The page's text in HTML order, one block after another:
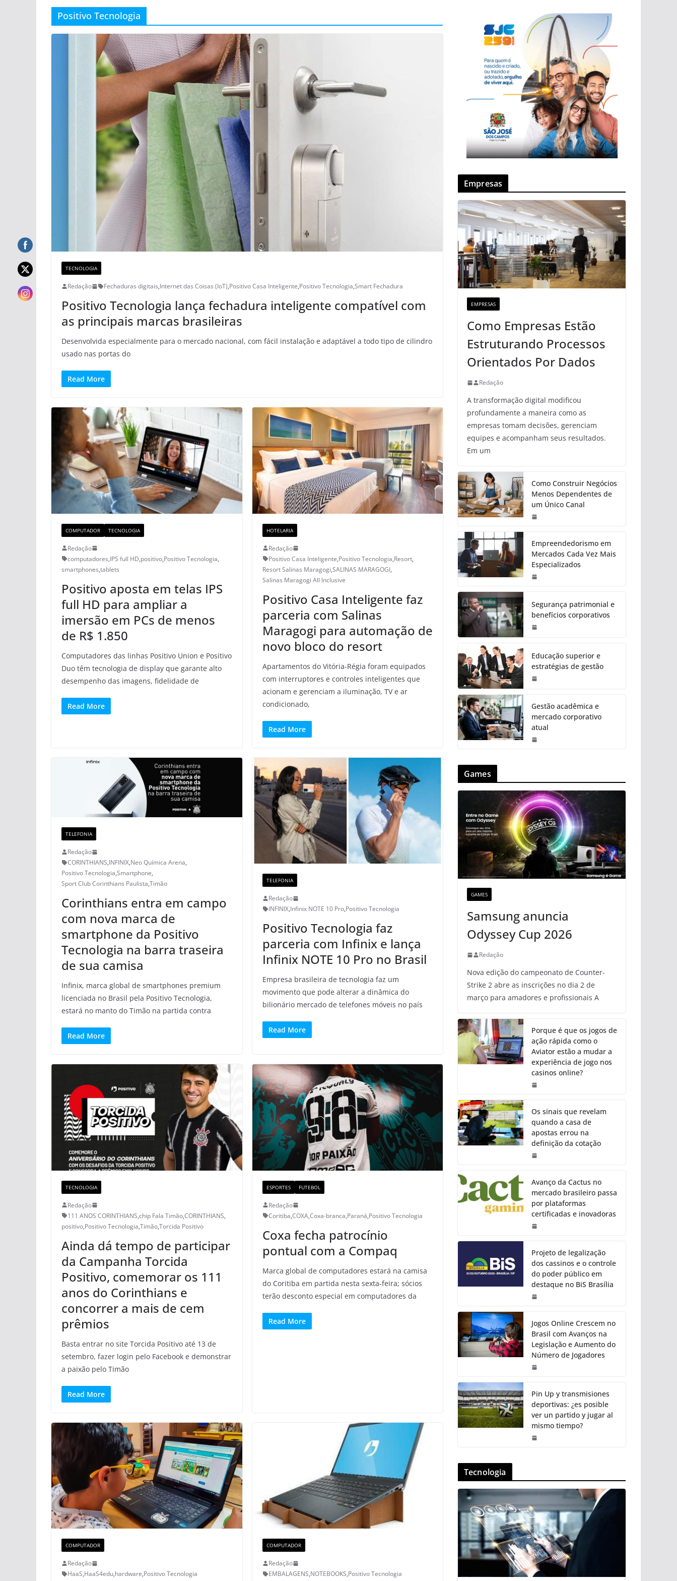
Positivo Tecnologia
TECNOLOGIA
Redação Fechaduras digitais,Internet das Coisas (IoT),Positivo Casa Inteligente,Positivo Tecnologia,Smart Fechadura
Positivo Tecnologia lança fechadura inteligente compatível com
as principais marcas brasileiras
Desenvolvida especialmente para o mercado nacional, com fácil instalação e adaptável a todo tipo de cilindro
usado nas portas do
Read More
COMPUTADOR TECNOLOGIA
Redação
computadores,IPS full HD,positivo,Positivo Tecnologia,
smartphones,tablets
Positivo aposta em telas IPS
full HD para ampliar a
imersão em PCs de menos
de R$ 1.850
Computadores das linhas Positivo Union e Positivo
Duo têm tecnologia de display que garante alto
desempenho das imagens, fidelidade de
Read More
HOTELARIA
Redação
Positivo Casa Inteligente,Positivo Tecnologia,Resort,
Resort Salinas Maragogi,SALINAS MARAGOGI,
Salinas Maragogi All Inclusive
Positivo Casa Inteligente faz
parceria com Salinas
Maragogi para automação de
novo bloco do resort
Apartamentos do Vitória-Régia foram equipados
com interruptores e controles inteligentes que
acionam e gerenciam a iluminação, TV e ar
condicionado,
Read More
TELEFONIA
Redação
CORINTHIANS,INFINIX,Neo Química Arena,
Positivo Tecnologia,Smartphone,
Sport Club Corinthians Paulista,Timão
Corinthians entra em campo
com nova marca de
smartphone da Positivo
Tecnologia na barra traseira
de sua camisa
Infinix, marca global de smartphones premium
licenciada no Brasil pela Positivo Tecnologia,
estará no manto do Timão na partida contra
Read More
TELEFONIA
Redação
INFINIX,Infinix NOTE 10 Pro,Positivo Tecnologia
Positivo Tecnologia faz
parceria com Infinix e lança
Infinix NOTE 10 Pro no Brasil
Empresa brasileira de tecnologia faz um
movimento que pode alterar a dinâmica do
bilionário mercado de telefones móveis no país
Read More
TECNOLOGIA
Redação
111 ANOS CORINTHIANS,chip Fala Timão,CORINTHIANS,
positivo,Positivo Tecnologia,Timão,Torcida Positivo
Ainda dá tempo de participar
da Campanha Torcida
Positivo, comemorar os 111
anos do Corinthians e
concorrer a mais de cem
prêmios
Basta entrar no site Torcida Positivo até 13 de
setembro, fazer login pelo Facebook e demonstrar
a paixão pelo Timão
Read More
ESPORTES FUTEBOL
Redação
Coritiba,COXA,Coxa-branca,Paraná,Positivo Tecnologia
Coxa fecha patrocínio
pontual com a Compaq
Marca global de computadores estará na camisa
do Coritiba em partida nesta sexta-feira; sócios
terão desconto especial em computadores da
Read More
COMPUTADOR
Redação
HaaS,HaaS4edu,hardware,Positivo Tecnologia
COMPUTADOR
Redação
EMBALAGENS,NOTEBOOKS,Positivo Tecnologia
Empresas
EMPRESAS
Como Empresas Estão
Estruturando Processos
Orientados Por Dados
Redação
A transformação digital modificou
profundamente a maneira como as
empresas tomam decisões, gerenciam
equipes e acompanham seus resultados.
Em um
Como Construir Negócios
Menos Dependentes de
um Único Canal
Empreendedorismo em
Mercados Cada Vez Mais
Especializados
Segurança patrimonial e
benefícios corporativos
Educação superior e
estratégias de gestão
Gestão acadêmica e
mercado corporativo
atual
Games
GAMES
Samsung anuncia
Odyssey Cup 2026
Redação
Nova edição do campeonato de Counter-
Strike 2 abre as inscrições no dia 2 de
março para amadores e profissionais A
Porque é que os jogos de
ação rápida como o
Aviator estão a mudar a
experiência de jogo nos
casinos online?
Os sinais que revelam
quando a casa de
apostas errou na
definição da cotação
Avanço da Cactus no
mercado brasileiro passa
por plataformas
certificadas e inovadoras
Projeto de legalização
dos cassinos e o controle
do poder público em
destaque no BiS Brasília
Jogos Online Crescem no
Brasil com Avanços na
Legislação e Aumento do
Número de Jogadores
Pin Up y transmisiones
deportivas: ¿es posible
ver un partido y jugar al
mismo tiempo?
Tecnologia